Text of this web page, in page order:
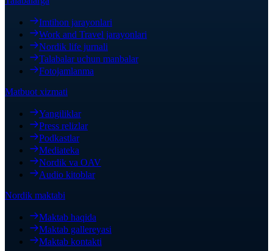
Imtihon jarayonlari
Work and Travel jarayonlari
Nordik life jurnali
Talabalar uchun manbalar
Fotojamlanma
Matbuot xizmati
Yangiliklar
Press relizlar
Podkastlar
Mediateka
Nordik va OAV
Audio kitoblar
Nordik maktabi
Maktab haqida
Maktab gallereyasi
Maktab kontakti